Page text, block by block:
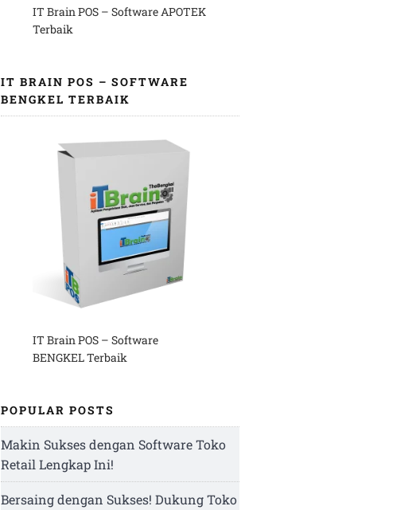
IT Brain POS – Software APOTEK
Terbaik
IT BRAIN POS – SOFTWARE
BENGKEL TERBAIK
IT Brain POS – Software
BENGKEL Terbaik
POPULAR POSTS
Makin Sukses dengan Software Toko
Retail Lengkap Ini!
Bersaing dengan Sukses! Dukung Toko